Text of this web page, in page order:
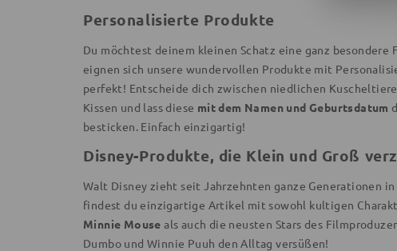
Personalisierte Produkte
Du möchtest deinem kleinen Schatz eine ganz besondere
eignen sich unsere wundervollen Produkte mit
perfekt! Entscheide dich zwischen niedlichen
Kissen und lass diese mit dem Namen und Geburtsdatum
besticken. Einfach einzigartig!
Disney-Produkte, die Klein und Groß
Walt Disney zieht seit Jahrzehnten ganze Generationen in
findest du einzigartige Artikel mit sowohl kultigen
Minnie Mouse als auch die neusten Stars des
Dumbo und Winnie Puuh den Alltag versüßen!